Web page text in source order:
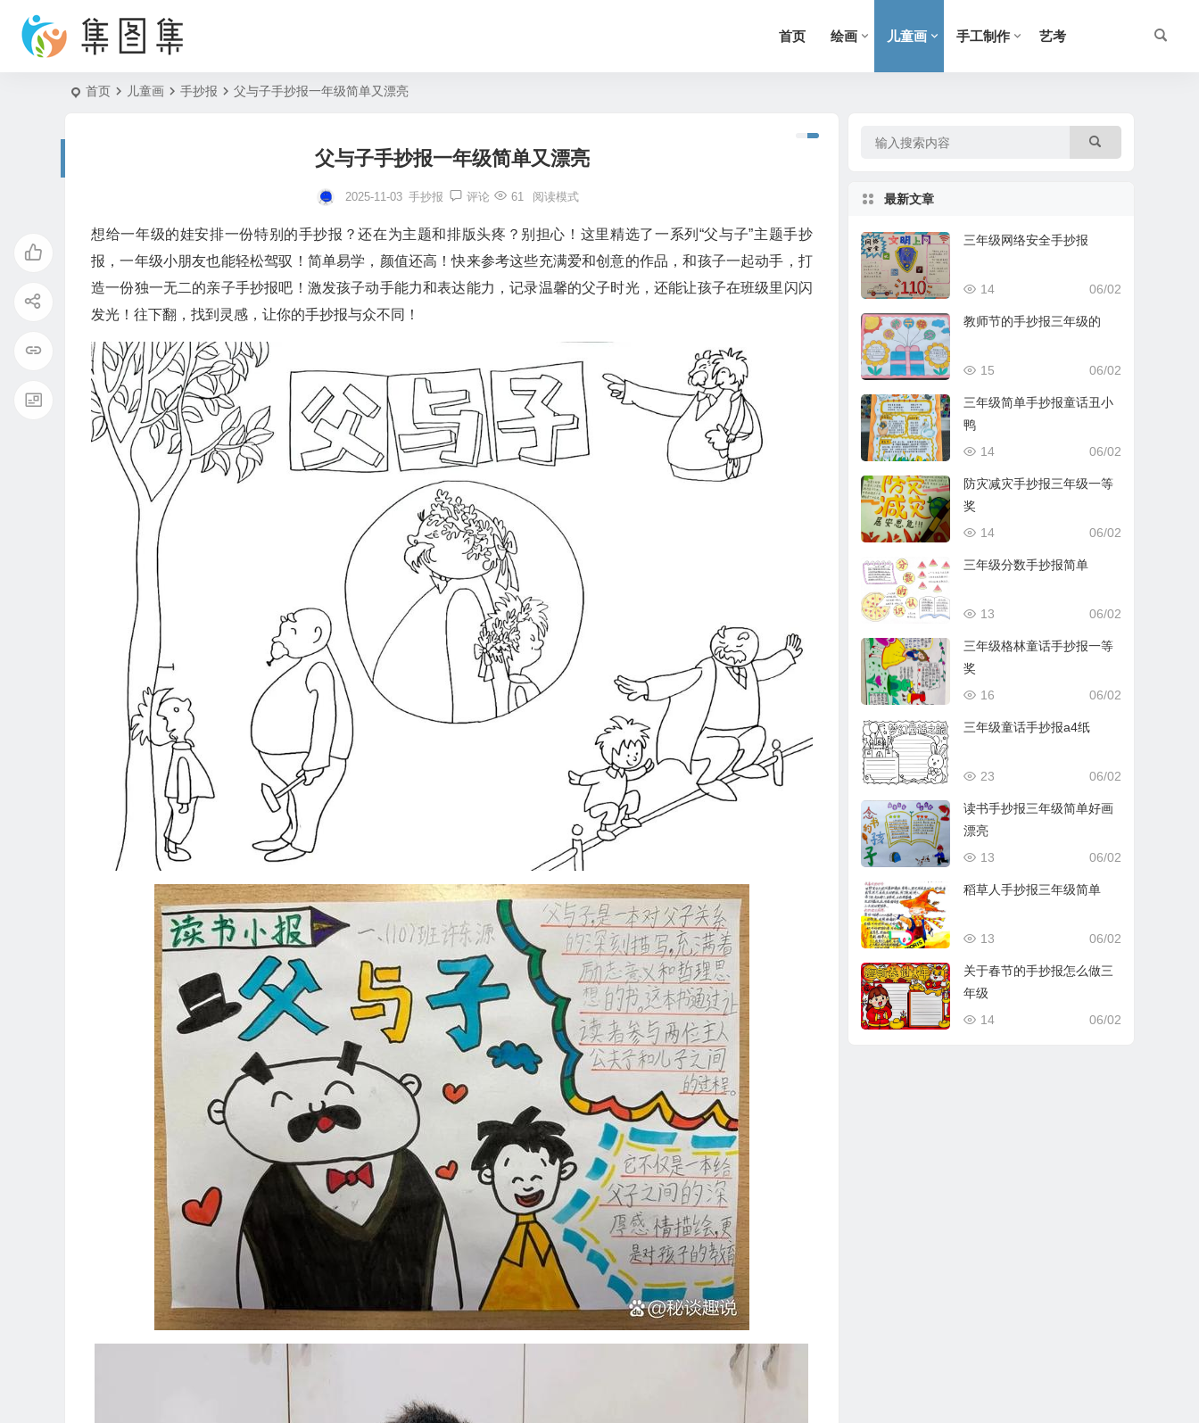
首页 绘画 儿童画 手工制作 艺考
首页 儿童画 手抄报 父与子手抄报一年级简单又漂亮
父与子手抄报一年级简单又漂亮
2025-11-03 手抄报 评论 61 阅读模式
想给一年级的娃安排一份特别的手抄报？还在为主题和排版头疼？别担心！这里精选了一系列“父与子”主题手抄
报，一年级小朋友也能轻松驾驭！简单易学，颜值还高！快来参考这些充满爱和创意的作品，和孩子一起动手，打
造一份独一无二的亲子手抄报吧！激发孩子动手能力和表达能力，记录温馨的父子时光，还能让孩子在班级里闪闪
发光！往下翻，找到灵感，让你的手抄报与众不同！
最新文章
三年级网络安全手抄报
06/02
14
教师节的手抄报三年级的
06/02
15
三年级简单手抄报童话丑小
鸭
06/02
14
防灾减灾手抄报三年级一等
奖
06/02
14
三年级分数手抄报简单
06/02
13
三年级格林童话手抄报一等
奖
06/02
16
三年级童话手抄报a4纸
06/02
23
读书手抄报三年级简单好画
漂亮
06/02
13
稻草人手抄报三年级简单
06/02
13
关于春节的手抄报怎么做三
年级
06/02
14